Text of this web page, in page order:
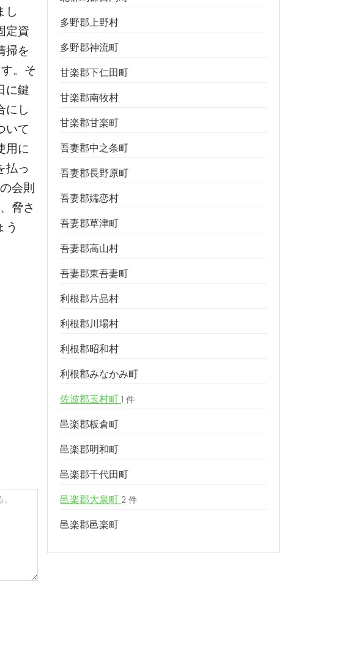
し
定資
掃を
。そ
に鍵
にし
いて
用に
払っ
会則
脅さ
う
多野郡上野村
多野郡神流町
甘楽郡下仁田町
甘楽郡南牧村
甘楽郡甘楽町
吾妻郡中之条町
吾妻郡長野原町
吾妻郡嬬恋村
吾妻郡草津町
吾妻郡高山村
吾妻郡東吾妻町
利根郡片品村
利根郡川場村
利根郡昭和村
利根郡みなかみ町
佐波郡玉村町 1 件
邑楽郡板倉町
邑楽郡明和町
邑楽郡千代田町
邑楽郡大泉町 2 件
邑楽郡邑楽町